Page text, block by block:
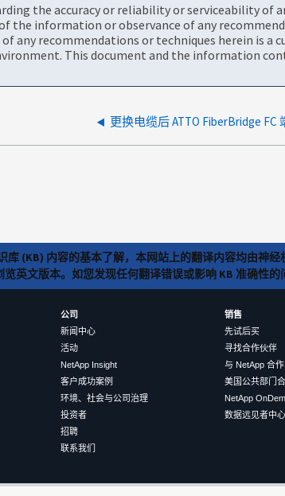
the accuracy or reliability or serviceability
the information or observance of any
recommendations or techniques herein is a
This document and the information
更换电缆后 ATTO FiberBridge
库 (KB) 内容的基本了解，本网站上的翻译内容均由神
英文版本。如您发现任何翻译错误或影响 KB 准确性
公司
新闻中心
活动
NetApp Insight
客户成功案例
环境、社会与公司治理
投资者
招聘
联系我们
销售
先试后买
寻找合作伙伴
与 NetApp 合作
美国公共部门
NetApp
数据远见者中心